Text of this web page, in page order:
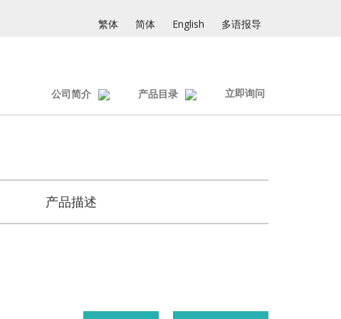
繁体 简体 English 多语报导
公司简介 产品目录 立即询问
产品描述